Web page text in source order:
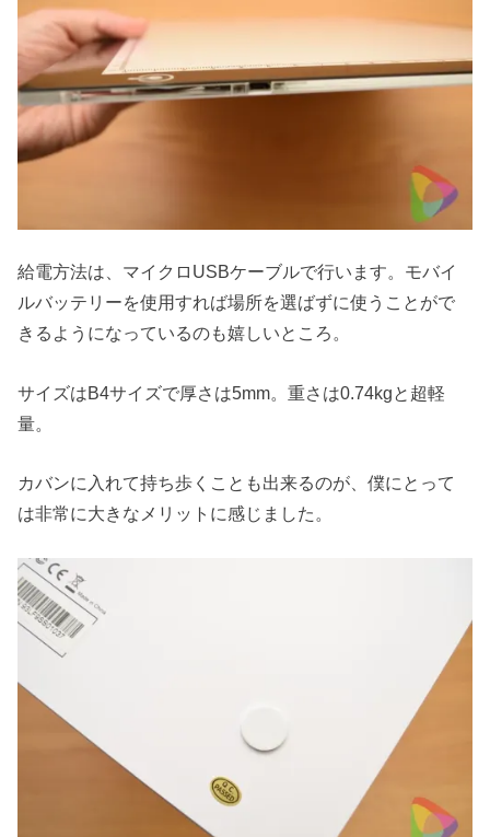
給電方法は、マイクロUSBケーブルで行います。モバイ
ルバッテリーを使用すれば場所を選ばずに使うことがで
きるようになっているのも嬉しいところ。
サイズはB4サイズで厚さは5mm。重さは0.74kgと超軽
量。
カバンに入れて持ち歩くことも出来るのが、僕にとって
は非常に大きなメリットに感じました。